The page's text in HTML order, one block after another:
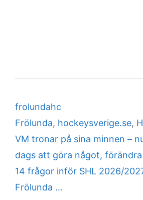
Categories
frolundahc
Tags
Frölunda, hockeysverige.se,
VM tronar på sina minnen –
dags att göra något, förändra
14 frågor inför SHL 2026/
Frölunda …